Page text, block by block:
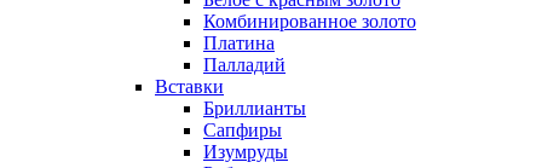
Комбинированное золото
Платина
Палладий
Вставки
Бриллианты
Сапфиры
Изумруды